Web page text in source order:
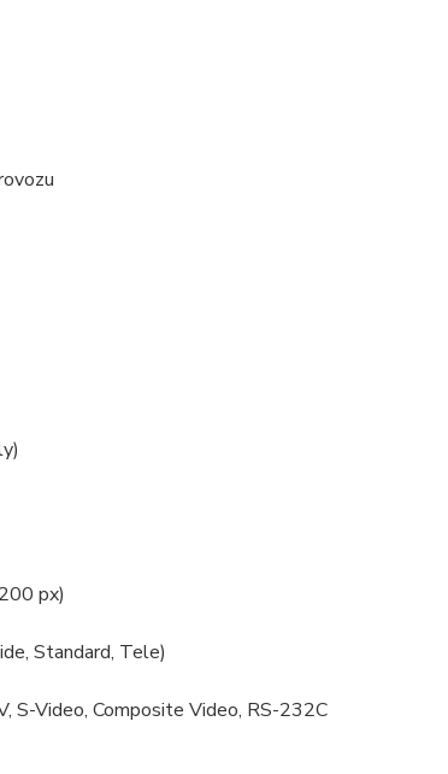
px)
Standard, Tele)
S-Video, Composite Video, RS-232C